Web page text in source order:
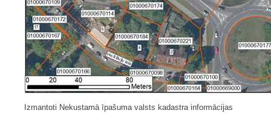
Izmantoti Nekustamā īpašuma valsts kadastra informācijas